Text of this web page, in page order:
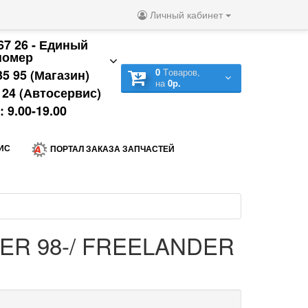
Личный кабинет
26 - Единый
95 (Магазин)
(Автосервис)
19.00
0 Tоваров,
на0р.
ПОРТАЛ ЗАКАЗА ЗАПЧАСТЕЙ
98-/ FREELANDER